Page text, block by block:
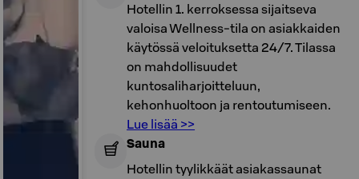
Hotellin 1. kerroksessa sijaitseva
valoisa Wellness-tila on asiakkaiden
käytössä veloituksetta 24/7. Tilassa
on mahdollisuudet
kuntosaliharjoitteluun,
kehonhuoltoon ja rentoutumiseen.
Lue lisää >>
Sauna
Hotellin tyylikkäät asiakassaunat